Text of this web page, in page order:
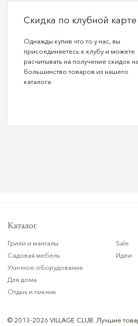
Скидка по клубной карте
Однажды купив что то у нас, вы
присоединяетесь к клубу и можете
расчитывать на получение скидок на
большинство товаров из нашего
каталога.
Каталог
Грили и мангалы
Садовая мебель
Уличное оборудование
Для дома
Отдых и пикник
Sale
Идеи
© 2013-2026 VILLAGE CLUB. Лучшие